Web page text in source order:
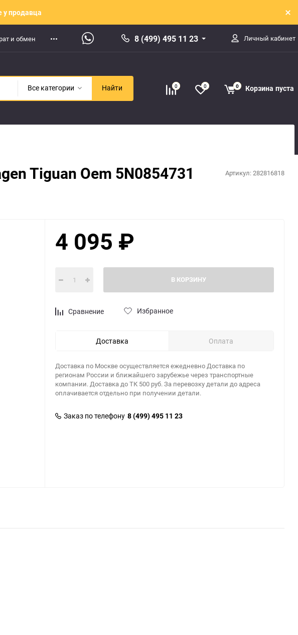
у продавца
и обмен 8 (499) 495 11 23 Личный кабинет
Все категории Найти 0 0 0 Корзина пуста
Tiguan Oem 5N0854731 Артикул:282816818
4 095 ₽
В КОРЗИНУ
Сравнение Избранное
Доставка Оплата
Доставка по Москве осуществляется ежедневно Доставка по
регионам России и ближайшего зарубежье через транспортные
компании. Доставка до ТК 500 руб. За перевозку детали до адреса
оплачивается отдельно при получении детали.
Заказ по телефону 8 (499) 495 11 23